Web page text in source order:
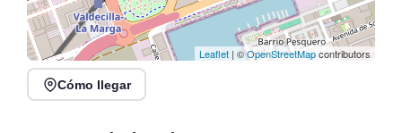
Leaflet | ©OpenStreetMapcontributors
Cómo llegar
V Acuatlón Marina de
San Pantaleón, Pontejos